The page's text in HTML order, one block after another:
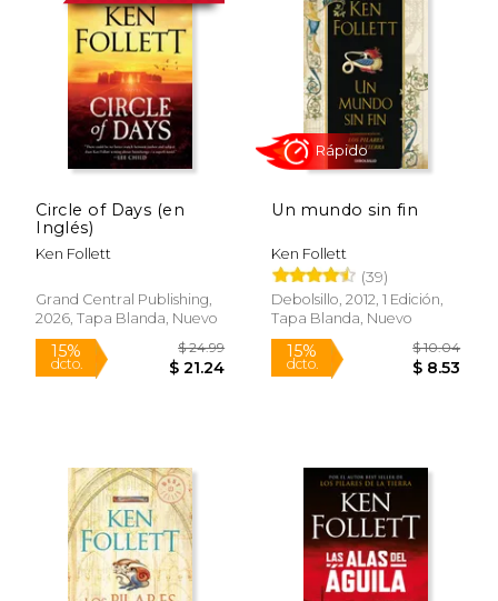
Circle of Days (en
Inglés)
Ken Follett
Grand Central Publishing,
2026, Tapa Blanda, Nuevo
15%
dcto. $ 21.24
Un mundo sin fin
Ken Follett
(39)
Debolsillo, 2012, 1 Edición,
Tapa Blanda, Nuevo
15%
dcto.
Rápido